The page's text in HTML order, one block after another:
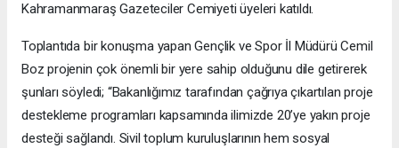
Kahramanmaraş Gazeteciler Cemiyeti üyeleri katıldı.
Toplantıda bir konuşma yapan Gençlik ve Spor İl Müdürü Cemil
Boz projenin çok önemli bir yere sahip olduğunu dile getirerek
şunları söyledi; “Bakanlığımız tarafından çağrıya çıkartılan proje
destekleme programları kapsamında ilimizde 20’ye yakın proje
desteği sağlandı. Sivil toplum kuruluşlarının hem sosyal